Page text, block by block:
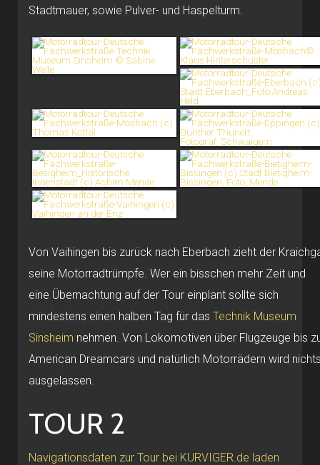
Stadtmauer, sowie Pulver- und Haspelturm.
Von Vaihingen bis zurück nach Eberbach zieht der
seine Motorradtrümpfe. Wer ein bisschen mehr Zeit und
eine Übernachtung auf der Tour einplant sollte sich
mindestens einen halben Tag für das Technik Museum
Sinsheim nehmen. Von Lokomotiven über Flugzeuge bis
American Dreamcars und natürlich Motorrädern wird
ausgelassen.
TOUR 2
Navigationsdaten zur Tour bei KURVIGER.de laden